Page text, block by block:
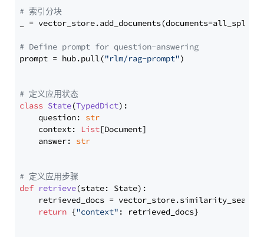
# 索引分块
_ = vector_store.add_documents(documents=all_splits)
# Define prompt for question-answering
prompt = hub.pull("rlm/rag-prompt")
# 定义应用状态
class State(TypedDict):
    question:
str
    context:
List[Document]
    answer:
str
# 定义应用步骤
def retrieve(state: State):
retrieved_docs =
return {"context" : retrieved_docs}